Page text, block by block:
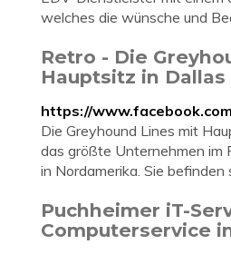
welches die wünsche und
Retro - Die
Hauptsitz in Dallas
https://
Die Greyhound Lines mit
das größte Unternehmen im
in Nordamerika. Sie befinden
Puchheimer iT-
Computerservice